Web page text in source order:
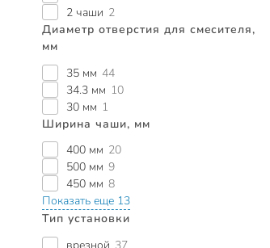
2 чаши 2
Диаметр отверстия для смесителя,
мм
35 мм 44
34.3 мм 10
30 мм 1
Ширина чаши, мм
400 мм 20
500 мм 9
450 мм 8
Показать еще 13
Тип установки